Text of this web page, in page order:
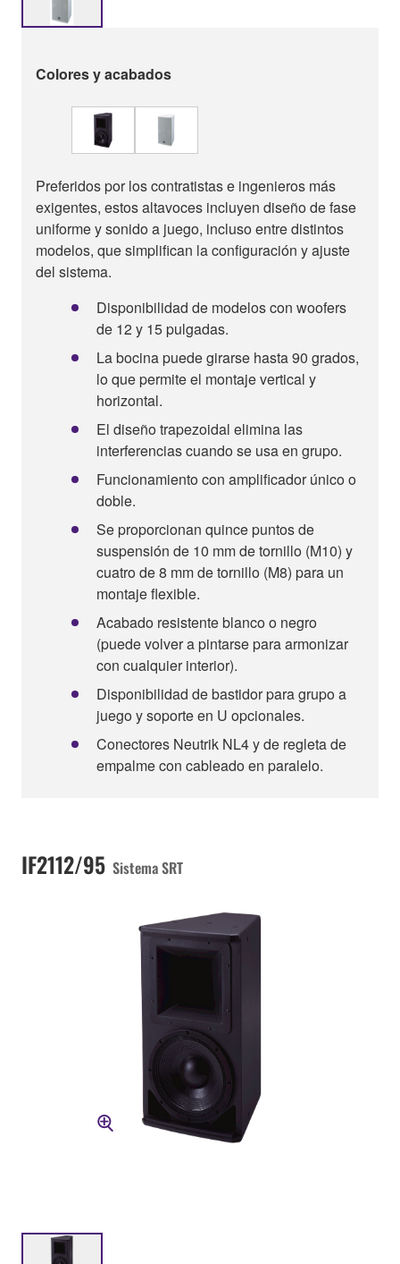
Colores y acabados
Preferidos por los contratistas e ingenieros más
exigentes, estos altavoces incluyen diseño de fase
uniforme y sonido a juego, incluso entre distintos
modelos, que simplifican la configuración y ajuste
del sistema.
Disponibilidad de modelos con woofers
de 12 y 15 pulgadas.
La bocina puede girarse hasta 90 grados,
lo que permite el montaje vertical y
horizontal.
El diseño trapezoidal elimina las
interferencias cuando se usa en grupo.
Funcionamiento con amplificador único o
doble.
Se proporcionan quince puntos de
suspensión de 10 mm de tornillo (M10) y
cuatro de 8 mm de tornillo (M8) para un
montaje flexible.
Acabado resistente blanco o negro
(puede volver a pintarse para armonizar
con cualquier interior).
Disponibilidad de bastidor para grupo a
juego y soporte en U opcionales.
Conectores Neutrik NL4 y de regleta de
empalme con cableado en paralelo.
IF2112/95 Sistema SRT